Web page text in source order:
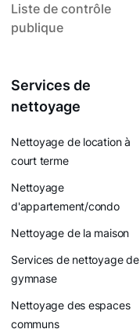
Liste de contrôle
publique
Services de
nettoyage
Nettoyage de location à
court terme
Nettoyage
d'appartement/condo
Nettoyage de la maison
Services de nettoyage de
gymnase
Nettoyage des espaces
communs